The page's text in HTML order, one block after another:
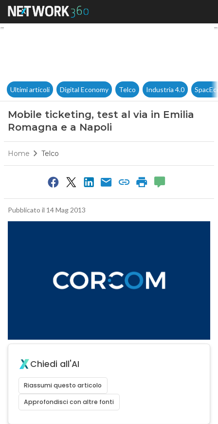
Mobile ticketing, test al via
Ultimi articoli Digital Economy Telco Industria 4.0
Mobile ticketing, test al via in Emilia
Romagna e a Napoli
Home Telco
Pubblicato il 14 Mag 2013
Chiedi all'AI
Riassumi questo articolo
Approfondisci con altre fonti